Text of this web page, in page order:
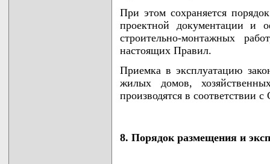
При этом сохраняется
проектной документации и
строительно-монтажных
настоящих Правил.
Приемка в эксплуатацию
жилых домов,
производятся в соответствии
8. Порядок размещения и